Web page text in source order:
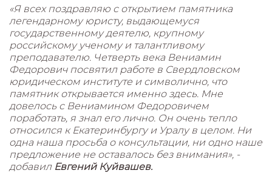
«Я всех поздравляю с открытием памятника
легендарному юристу, выдающемуся
государственному деятелю, крупному
российскому ученому и талантливому
преподавателю. Четверть века Вениамин
Федорович посвятил работе в Свердловском
юридическом институте и символично, что
памятник открывается именно здесь. Мне
довелось с Вениамином Федоровичем
поработать, я знал его лично. Он очень тепло
относился к Екатеринбургу и Уралу в целом. Ни
одна наша просьба о консультации, ни одно наше
предложение не оставалось без внимания», -
добавил Евгений Куйвашев.